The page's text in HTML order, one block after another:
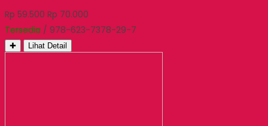
Rp 59.500 Rp 70.000
Tersedia / 978-623-7378-29-7
✚ Lihat Detail